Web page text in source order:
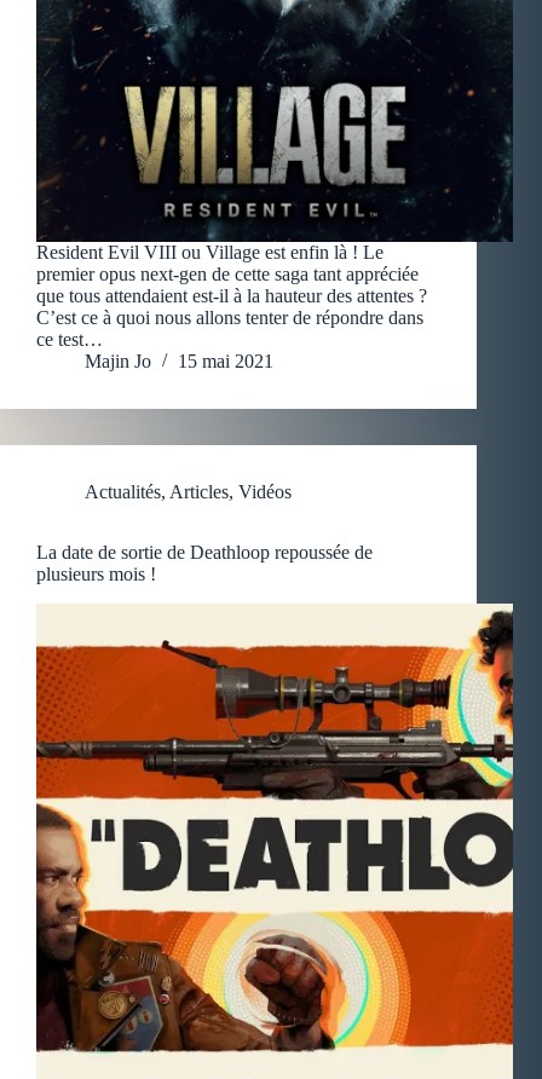
Resident Evil VIII ou Village est enfin là ! Le
premier opus next-gen de cette saga tant appréciée
que tous attendaient est-il à la hauteur des attentes ?
C’est ce à quoi nous allons tenter de répondre dans
ce test…
Majin Jo
15 mai 2021
Actualités, Articles, Vidéos
La date de sortie de Deathloop repoussée de
plusieurs mois !